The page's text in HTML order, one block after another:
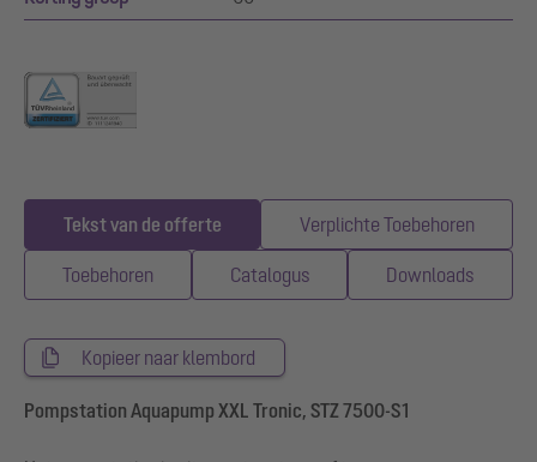
Tekst van de offerte Verplichte Toebehoren
Toebehoren Catalogus Downloads
Kopieer naar klembord
Pompstation Aquapump XXL Tronic, STZ 7500-S1